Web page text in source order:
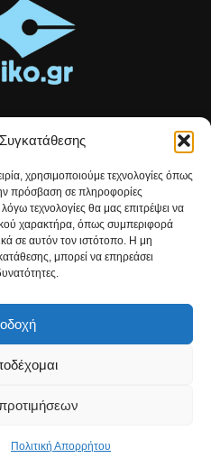
Συγκατάθεσης
χρησιμοποιούμε τεχνολογίες όπως
πρόσβαση σε πληροφορίες
τεχνολογίες θα μας επιτρέψει να
χαρακτήρα, όπως συμπεριφορά
σε αυτόν τον ιστότοπο. Η μη
μπορεί να επηρεάσει
Πολιτική Απορρήτου
ιστορίες από το Αιτωλικό
και ενημερώνει.
ΜΑΣ